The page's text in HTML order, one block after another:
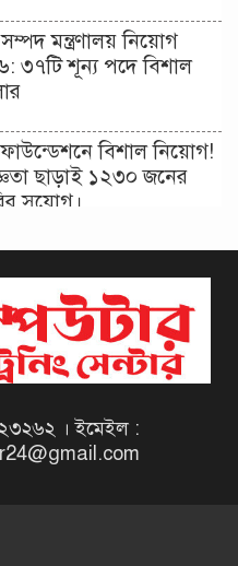
মন্ত্রণালয় নিয়োগ
৩৭টি শূন্য পদে বিশাল
বিশাল নিয়োগ!
ছাড়াই ১২৩০ জনের
সুযোগ।
২০২৬ | Taxes Zone
Job Circular 2026
সংস্থা সেতু (SETU)
2026
। ইমেইল :